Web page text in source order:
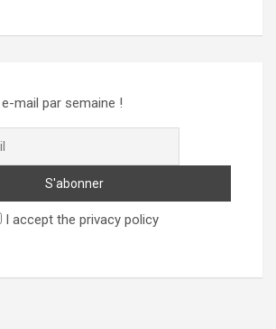
mail par semaine !
I accept the privacy policy